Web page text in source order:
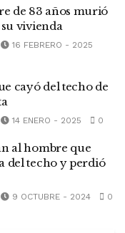
de 83 años murió
vivienda
16 FEBRERO - 2025
cayó del techo de
14 ENERO - 2025 0
al hombre que
del techo y perdió
9 OCTUBRE - 2024 0